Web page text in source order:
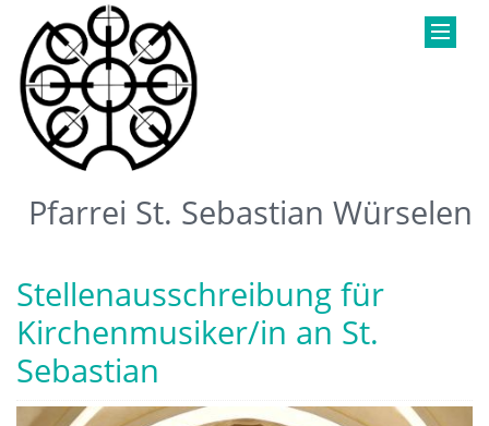
Pfarrei St. Sebastian Würselen
Stellenausschreibung für
Kirchenmusiker/in an St.
Sebastian